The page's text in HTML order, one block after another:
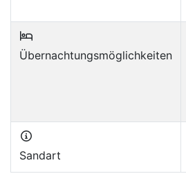
Übernachtungsmöglichkeiten
Sandart